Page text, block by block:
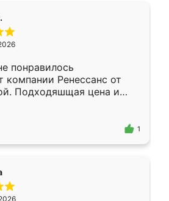
понравилось
компании Ренессанс от
Подходяшщая цена и
Приехавший
Владислав
эскизу самый
1